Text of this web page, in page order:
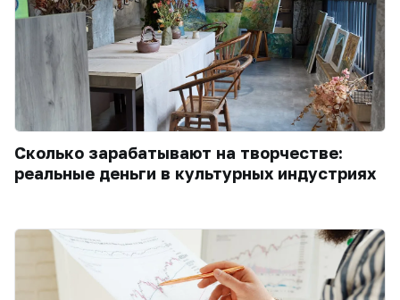
Сколько зарабатывают на творчестве:
реальные деньги в культурных индустриях